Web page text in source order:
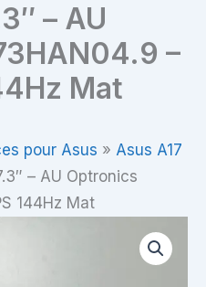
– AU
–
Mat
pour Asus » Asus A17
– AU Optronics
144Hz Mat